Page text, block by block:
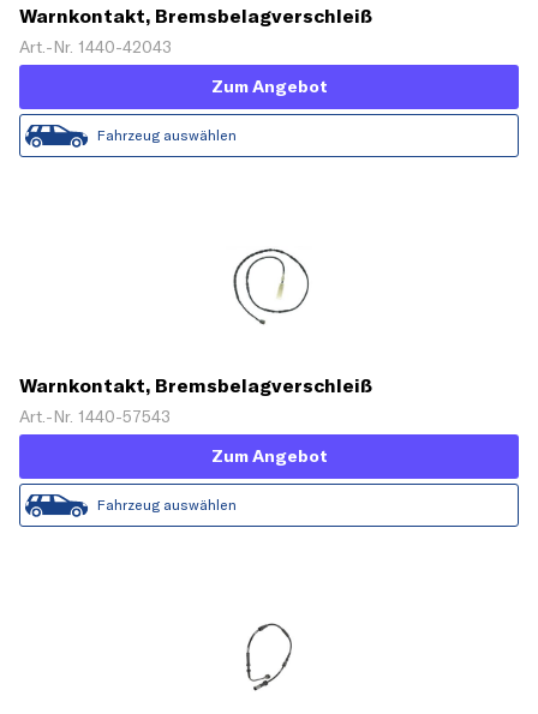
Warnkontakt, Bremsbelagverschleiß
Art.-Nr. 1440-42043
Zum Angebot
Fahrzeug auswählen
Warnkontakt, Bremsbelagverschleiß
Art.-Nr. 1440-57543
Zum Angebot
Fahrzeug auswählen